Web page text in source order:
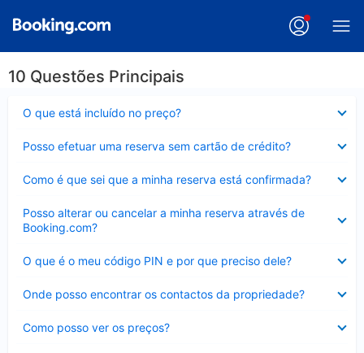
10 Questões Principais
O que está incluído no preço?
fechado
Posso efetuar uma reserva sem cartão de crédito?
fechado
Como é que sei que a minha reserva está confirmada?
fechado
Posso alterar ou cancelar a minha reserva através de
Booking.com?
fechado
O que é o meu código PIN e por que preciso dele?
fechado
Onde posso encontrar os contactos da propriedade?
fechado
Como posso ver os preços?
fechado